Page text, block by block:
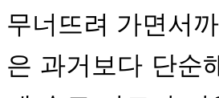
무너뜨려 가면서
은 과거보다 단순